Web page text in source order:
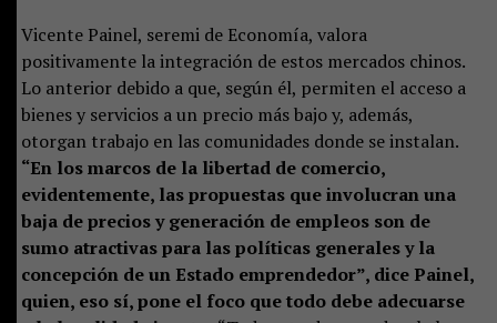
Vicente Painel, seremi de Economía, valora
positivamente la integración de estos mercados chinos.
Lo anterior debido a que, según él, permiten el acceso a
bienes y servicios a un precio más bajo y, además,
otorgan trabajo en las comunidades donde se instalan.
“En los marcos de la libertad de comercio,
evidentemente, las propuestas que involucran una
baja de precios y generación de empleos son de
sumo atractivas para las políticas generales y la
concepción de un Estado emprendedor”, dice Painel,
quien, eso sí, pone el foco que todo debe adecuarse